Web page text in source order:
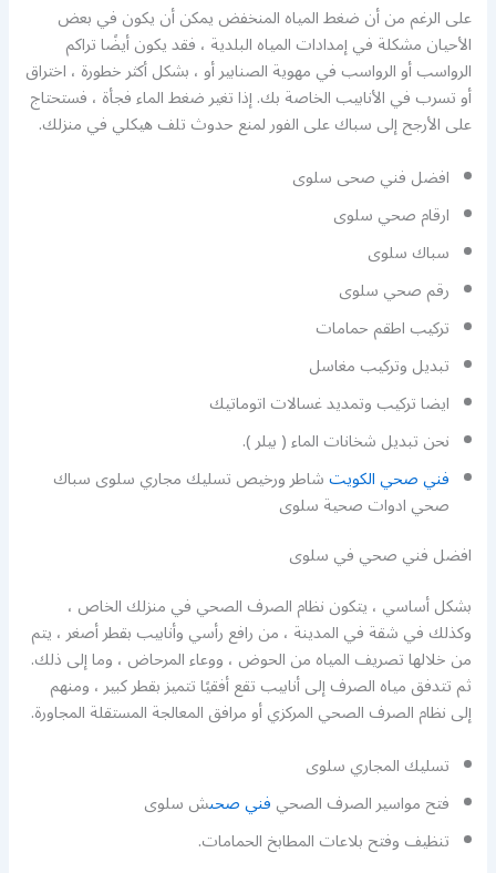
على الرغم من أن ضغط المياه المنخفض يمكن أن يكون في بعض
الأحيان مشكلة في إمدادات المياه البلدية ، فقد يكون أيضًا تراكم
الرواسب أو الرواسب في مهوية الصنابير أو ، بشكل أكثر خطورة ، اختراق
أو تسرب في الأنابيب الخاصة بك. إذا تغير ضغط الماء فجأة ، فستحتاج
على الأرجح إلى سباك على الفور لمنع حدوث تلف هيكلي في منزلك.
افضل فني صحى سلوى
ارقام صحي سلوى
سباك سلوى
رقم صحي سلوى
تركيب اطقم حمامات
تبديل وتركيب مغاسل
ايضا تركيب وتمديد غسالات اتوماتيك
نحن تبديل شخانات الماء ( بيلر ).
فني صحي الكويتشاطر ورخيص تسليك مجاري سلوى سباك
صحي ادوات صحية سلوى
افضل فني صحي في سلوى
بشكل أساسي ، يتكون نظام الصرف الصحي في منزلك الخاص ،
وكذلك في شقة في المدينة ، من رافع رأسي وأنابيب بقطر أصغر ، يتم
من خلالها تصريف المياه من الحوض ، ووعاء المرحاض ، وما إلى ذلك.
ثم تتدفق مياه الصرف إلى أنابيب تقع أفقيًا تتميز بقطر كبير ، ومنهم
إلى نظام الصرف الصحي المركزي أو مرافق المعالجة المستقلة المجاورة.
تسليك المجاري سلوى
فتح مواسير الصرف الصحيفني صحىش سلوى
تنظيف وفتح بلاعات المطابخ الحمامات.